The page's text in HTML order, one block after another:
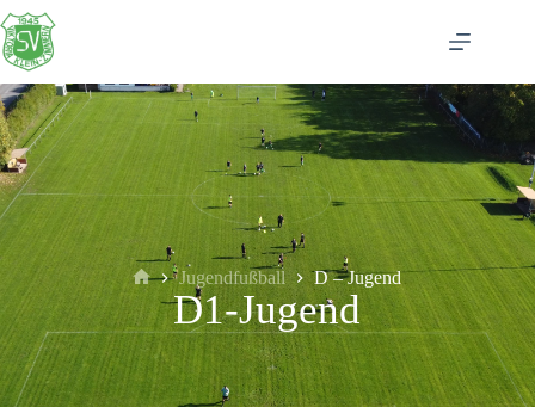
Jugendfußball D – Jugend
D1-Jugend